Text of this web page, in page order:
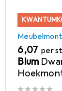
EUR
6,07 per
Blum